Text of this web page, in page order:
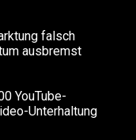
falsch
ausbremst
YouTube-
Unterhaltung